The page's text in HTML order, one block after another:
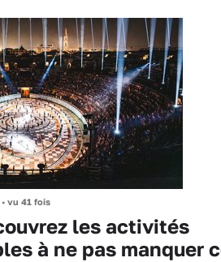
• vu 41 fois
les activités
à ne pas manquer